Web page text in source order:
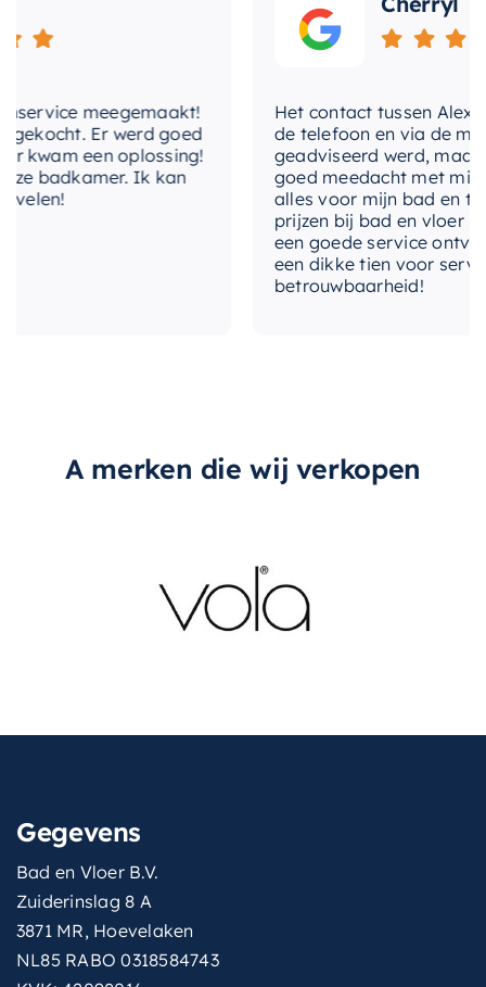
meegemaakt!
Er werd goed
een oplossing!
badkamer. Ik kan
Het contact tussen Alex en
de telefoon en via de mail,
geadviseerd werd, maar
goed meedacht met mij.
alles voor mijn bad en
prijzen bij bad en vloer
een goede service
een dikke tien voor
betrouwbaarheid!
A merken die wij verkopen
Gegevens
Bad en Vloer B.V.
Zuiderinslag 8 A
3871 MR, Hoevelaken
NL85 RABO 0318584743